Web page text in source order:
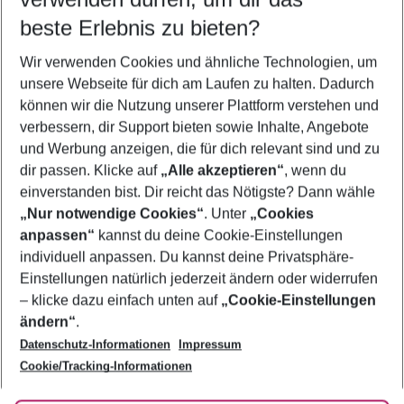
5-8 Nächte
2 Erwachsene Keine Kinder
Mehr Filter anzeigen
Footer
Footer navigation
Über uns
AGB
Bestpreisgarantie
Cookie-Einstellungen ändern
Cookie-Richtlinie
Agenturbetreuung
Barrierefreies Reisen
Folge uns
beste Erlebnis zu bieten?
Wir verwenden Cookies und ähnliche Technologien, um
unsere Webseite für dich am Laufen zu halten. Dadurch
können wir die Nutzung unserer Plattform verstehen und
verbessern, dir Support bieten sowie Inhalte, Angebote
und Werbung anzeigen, die für dich relevant sind und zu
dir passen. Klicke auf „Alle akzeptieren“, wenn du
einverstanden bist. Dir reicht das Nötigste? Dann wähle
„Nur notwendige Cookies“. Unter „Cookies
anpassen“ kannst du deine Cookie-Einstellungen
individuell anpassen. Du kannst deine Privatsphäre-
Einstellungen natürlich jederzeit ändern oder widerrufen
– klicke dazu einfach unten auf „Cookie-Einstellungen
ändern“.
Datenschutz-Informationen
Impressum
Cookie/Tracking-Informationen